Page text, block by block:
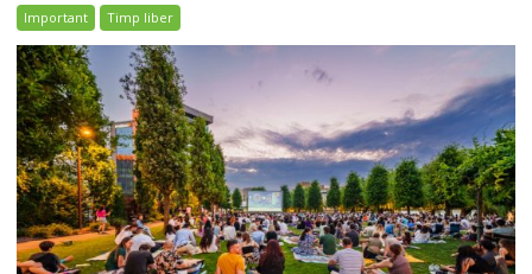
Important Timp liber